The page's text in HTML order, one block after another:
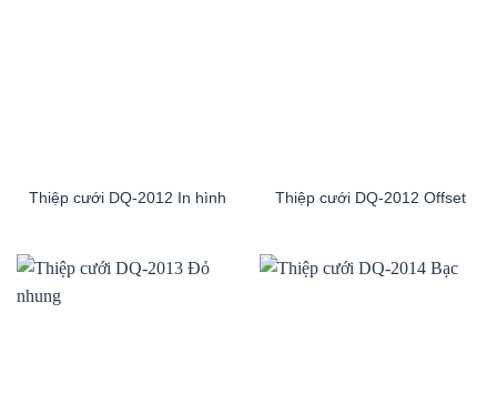
Thiệp cưới DQ-2012 In hình Thiệp cưới DQ-2012 Offset